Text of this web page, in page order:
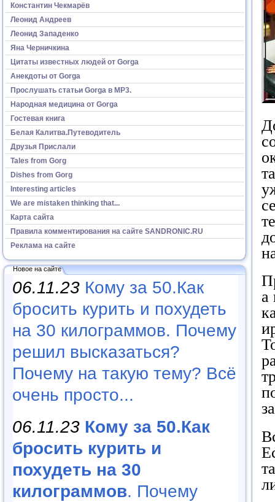
Константин Чекмарёв
Леонид Андреев
Леонид Западенко
Яна Черничкина
Цитаты известных людей от Gorga
Анекдоты от Gorga
Прослушать статьи Gorga в МР3.
Народная медицина от Gorga
Гостевая книга
Белая Калитва.Путеводитель
Друзья Прислали
Tales from Gorg
Dishes from Gorg
Interesting articles
We are mistaken thinking that...
Карта сайта
Правила комментирования на сайте SANDRONIC.RU
Реклама на сайте
Новое на сайте
06.11.23 Кому за 50.Как
бросить курить и похудеть
на 30 килограммов. Почему
решил высказаться?
Почему на такую тему? Всё
очень просто...
06.11.23 Кому за 50.Как
бросить курить и
похудеть на 30
килограммов. Почему
а